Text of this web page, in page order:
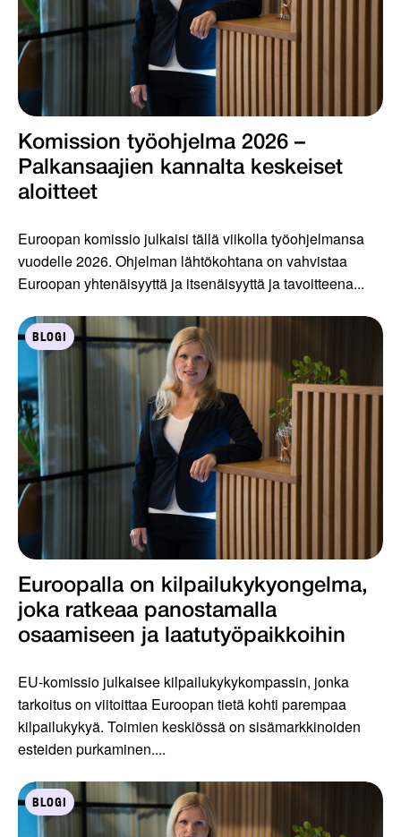
Komission työohjelma 2026 –
Palkansaajien kannalta keskeiset
aloitteet
Euroopan komissio julkaisi tällä viikolla työohjelmansa
vuodelle 2026. Ohjelman lähtökohtana on vahvistaa
Euroopan yhtenäisyyttä ja itsenäisyyttä ja tavoitteena...
BLOGI
Euroopalla on kilpailukykyongelma,
joka ratkeaa panostamalla
osaamiseen ja laatutyöpaikkoihin
EU-komissio julkaisee kilpailukykykompassin, jonka
tarkoitus on viitoittaa Euroopan tietä kohti parempaa
kilpailukykyä. Toimien keskiössä on sisämarkkinoiden
esteiden purkaminen....
BLOGI